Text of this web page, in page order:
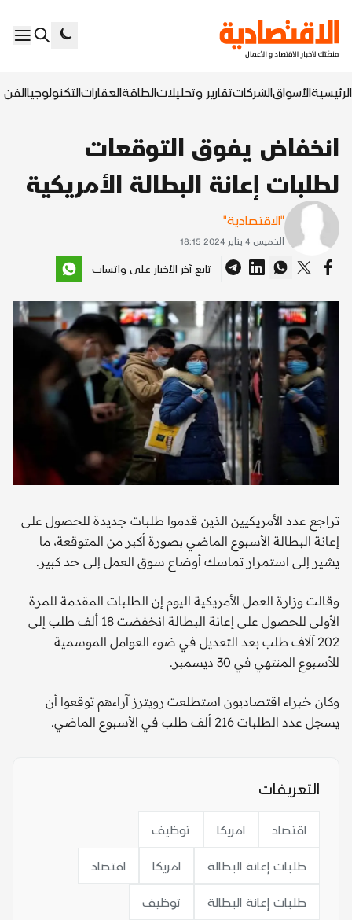
الرئيسيةالأسواقالشركاتتقارير وتحليلاتالطاقةالعقاراتالتكنولوجياالفن
انخفاض يفوق التوقعات
لطلبات إعانة البطالة الأمريكية
"الاقتصادية"
الخميس 4 يناير 2024 18:15
تابع آخر الأخبار على واتساب
تراجع عدد الأمريكيين الذين قدموا طلبات جديدة للحصول على
إعانة البطالة الأسبوع الماضي بصورة أكبر من المتوقعة، ما
يشير إلى استمرار تماسك أوضاع سوق العمل إلى حد كبير.
وقالت وزارة العمل الأمريكية اليوم إن الطلبات المقدمة للمرة
الأولى للحصول على إعانة البطالة انخفضت 18 ألف طلب إلى
202 آلاف طلب بعد التعديل في ضوء العوامل الموسمية
للأسبوع المنتهي في 30 ديسمبر.
وكان خبراء اقتصاديون استطلعت رويترز آراءهم توقعوا أن
يسجل عدد الطلبات 216 ألف طلب في الأسبوع الماضي.
التعريفات
اقتصاد امريكا توظيف
طلبات إعانة البطالة امريكا اقتصاد
طلبات إعانة البطالة توظيف